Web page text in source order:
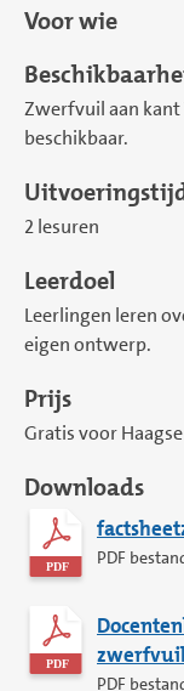
Voor wie
Zwerfvuil aan kant
beschikbaar.
2 lesuren
Leerdoel
Leerlingen leren
eigen ontwerp.
Prijs
Gratis voor
Downloads
PDF
PDF